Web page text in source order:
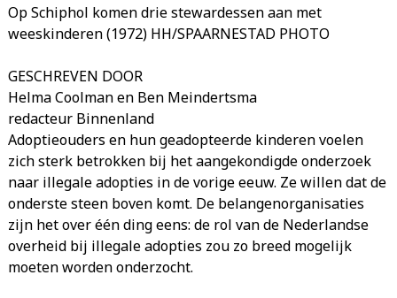
Op Schiphol komen drie stewardessen aan met
weeskinderen (1972) HH/SPAARNESTAD PHOTO
GESCHREVEN DOOR
Helma Coolman en Ben Meindertsma
redacteur Binnenland
Adoptieouders en hun geadopteerde kinderen voelen
zich sterk betrokken bij het aangekondigde onderzoek
naar illegale adopties in de vorige eeuw. Ze willen dat de
onderste steen boven komt. De belangenorganisaties
zijn het over één ding eens: de rol van de Nederlandse
overheid bij illegale adopties zou zo breed mogelijk
moeten worden onderzocht.